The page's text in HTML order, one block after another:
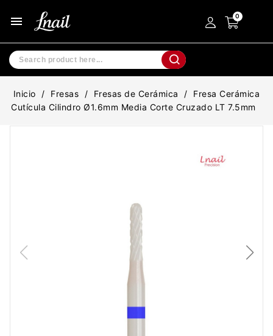
menu
Inicio Fresas Fresas de Cerámica
Fresa Cerámica
Cutícula Cilindro Ø1.6mm Media Corte Cruzado LT 7.5mm